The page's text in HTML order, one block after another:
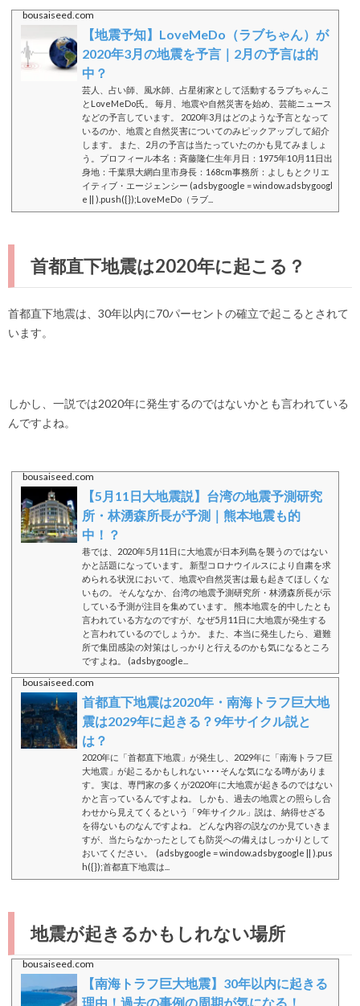
bousaiseed.com
【地震予知】LoveMeDo（ラブちゃん）が
2020年3月の地震を予言｜2月の予言は的
中？
芸人、占い師、風水師、占星術家として活動するラブちゃんこ
とLoveMeDo氏。 毎月、地震や自然災害を始め、芸能ニュース
などの予言しています。 2020年3月はどのような予言となって
いるのか、地震と自然災害についてのみピックアップして紹介
します。 また、2月の予言は当たっていたのかも見てみましょ
う。プロフィール本名：斉藤隆仁生年月日：1975年10月11日出
身地：千葉県大網白里市身長：168cm事務所：よしもとクリエ
イティブ・エージェンシー (adsbygoogle = window.adsbygoogl
e || ).push({});LoveMeDo（ラブ...
首都直下地震は2020年に起こる？
首都直下地震は、30年以内に70パーセントの確立で起こるとされて
います。
しかし、一説では2020年に発生するのではないかとも言われている
んですよね。
bousaiseed.com
【5月11日大地震説】台湾の地震予測研究
所・林湧森所長が予測｜熊本地震も的
中！？
巷では、2020年5月11日に大地震が日本列島を襲うのではない
かと話題になっています。 新型コロナウイルスにより自粛を求
められる状況において、地震や自然災害は最も起きてほしくな
いもの。 そんななか、台湾の地震予測研究所・林湧森所長が示
している予測が注目を集めています。 熊本地震を的中したとも
言われている方なのですが、なぜ5月11日に大地震が発生する
と言われているのでしょうか。 また、本当に発生したら、避難
所で集団感染の対策はしっかりと行えるのかも気になるところ
ですよね。 (adsbygoogle...
bousaiseed.com
首都直下地震は2020年・南海トラフ巨大地
震は2029年に起きる？9年サイクル説と
は？
2020年に「首都直下地震」が発生し、2029年に「南海トラフ巨
大地震」が起こるかもしれない･･･そんな気になる噂がありま
す。 実は、専門家の多くが2020年に大地震が起きるのではない
かと言っているんですよね。 しかも、過去の地震との照らし合
わせから見えてくるという「9年サイクル」説は、納得せざる
を得ないものなんですよね。 どんな内容の説なのか見ていきま
すが、当たらなかったとしても防災への備えはしっかりとして
おいてください。 (adsbygoogle = window.adsbygoogle || ).pus
h({});首都直下地震は...
地震が起きるかもしれない場所
bousaiseed.com
【南海トラフ巨大地震】30年以内に起きる
理由！過去の事例の周期が気になる！